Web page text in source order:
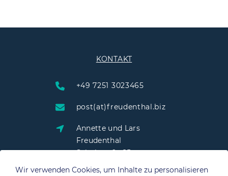
KONTAKT
+49 7251 3023465
post(at)freudenthal.biz
Annette und Lars
Freudenthal
Schulstraße 25
76703 Kraichtal
Wir verwenden Cookies, um Inhalte zu personalisieren